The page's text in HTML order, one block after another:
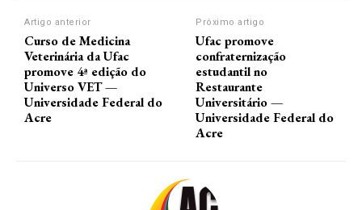
Artigo anterior
Curso de Medicina
Veterinária da Ufac
promove 4ª edição do
Universo VET —
Universidade Federal do
Acre
Próximo artigo
Ufac promove
confraternização
estudantil no
Restaurante
Universitário —
Universidade Federal do
Acre